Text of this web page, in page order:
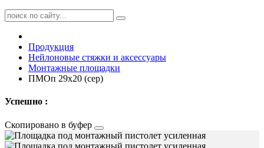
Продукция
Нейлоновые стяжки и аксессуары
Монтажные площадки
ПМОп 29х20 (сер)
Успешно :
Скопировано в буфер